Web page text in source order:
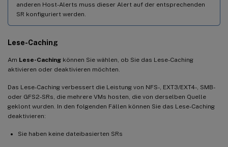
anderen Host-Alerts muss dieser Alert auf der entsprechenden
SR konfiguriert werden.
Lese-Caching
Am Lese-Caching können Sie wählen, ob Sie das Lese-Caching
aktivieren oder deaktivieren möchten.
Das Lese-Caching verbessert die Leistung von NFS-, EXT3/EXT4-, SMB-
oder GFS2-SRs, die mehrere VMs hosten, die von derselben Quelle
geklont wurden. In den folgenden Fällen können Sie das Lese-Caching
deaktivieren:
Sie haben keine dateibasierten SRs